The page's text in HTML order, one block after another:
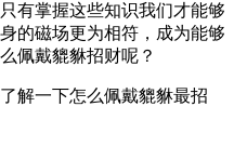
有掌握这些知识我们才能够
的磁场更为相符，成为能够
佩戴貔貅招财呢？
解一下怎么佩戴貔貅最招